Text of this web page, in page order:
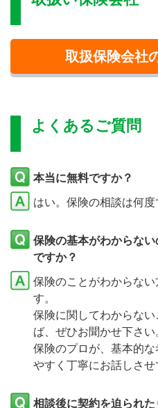
取扱保険会社
よくあるご質問
本当に無料ですか？
はい。保険の相談は何
保険の基本がわからな
ですか？
保険のことがわからな
す。
保険に関してわからな
ば、ぜひお聞かせ下さい
保険のプロが、基本的
やすく丁寧にお話しさせ
相談後に契約を迫られ